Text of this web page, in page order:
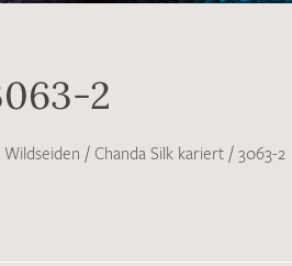
2
/ Chanda Silk kariert / 3063-2